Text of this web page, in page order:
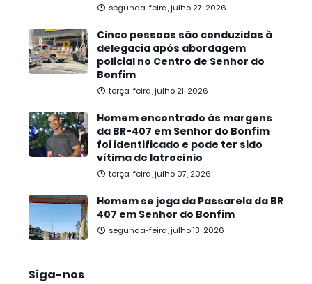
segunda-feira, julho 27, 2026
Cinco pessoas são conduzidas à
delegacia após abordagem
policial no Centro de Senhor do
Bonfim
terça-feira, julho 21, 2026
Homem encontrado às margens
da BR-407 em Senhor do Bonfim
foi identificado e pode ter sido
vítima de latrocínio
terça-feira, julho 07, 2026
Homem se joga da Passarela da BR
407 em Senhor do Bonfim
segunda-feira, julho 13, 2026
Siga-nos